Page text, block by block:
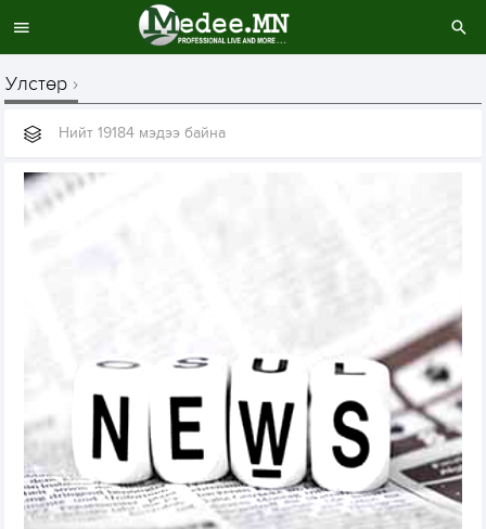
Улстөр
Нийт 19184 мэдээ байна